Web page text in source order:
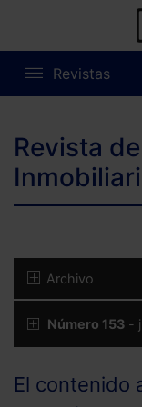
Revistas
Revista
Archivo
Número 153 -
El contenido